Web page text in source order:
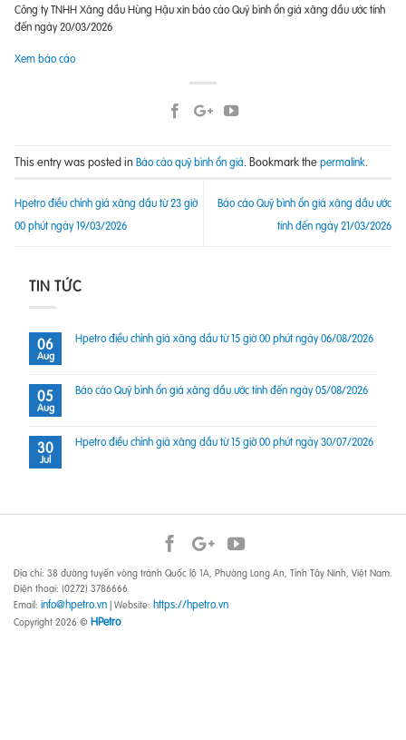
TIN TỨC
06
Aug
Hpetro điều chỉnh giá xăng dầu từ 15 giờ 00 phút ngày 06/08/2026
05
Aug
Báo cáo Quỹ bình ổn giá xăng dầu ước tính đến ngày 05/08/2026
30
Jul
Hpetro điều chỉnh giá xăng dầu từ 15 giờ 00 phút ngày 30/07/2026
Công ty TNHH Xăng dầu Hùng Hậu xin báo cáo Quỹ bình ổn giá xăng dầu ước tính
đến ngày 20/03/2026
Xem báo cáo
This entry was posted inBáo cáo quỹ bình ổn giá. Bookmark thepermalink.
Hpetro điều chỉnh giá xăng dầu từ 23 giờ
00 phút ngày 19/03/2026
Báo cáo Quỹ bình ổn giá xăng dầu ước
tính đến ngày 21/03/2026
Địa chỉ: 38 đường tuyến vòng tránh Quốc lộ 1A, Phường Long An, Tỉnh Tây Ninh, Việt Nam.
Điện thoại: (0272) 3786666
Email: info@hpetro.vn | Website: https://hpetro.vn
Copyright 2026 © HPetro